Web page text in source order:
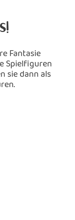
Fantasie
Spielfiguren
sie dann als